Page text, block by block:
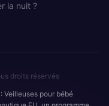
la nuit ?
droits réservés
: Veilleuses pour bébé